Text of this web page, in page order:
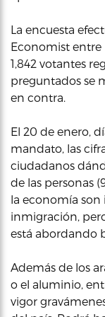
La encuesta
Economist entre
1,842 votantes
preguntados se
en contra.
El 20 de enero,
mandato, las
ciudadanos
de las personas
la economía son
inmigración,
está abordando
Además de los
o el aluminio,
vigor